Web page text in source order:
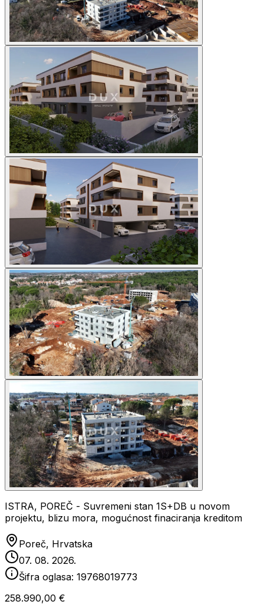
ISTRA, POREČ - Suvremeni stan 1S+DB u novom
projektu, blizu mora, mogućnost finaciranja kreditom
Poreč, Hrvatska
07. 08. 2026.
Šifra oglasa: 19768019773
258.990,00 €